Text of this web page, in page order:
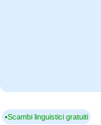
▪Scambi linguistici gratuiti